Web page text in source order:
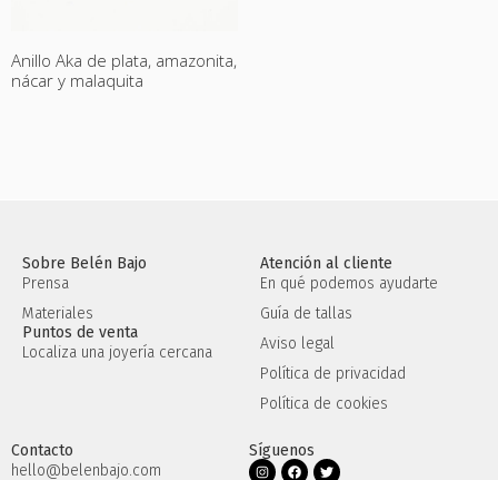
Anillo Aka de plata, amazonita,
nácar y malaquita
Sobre Belén Bajo
Prensa
Materiales
Puntos de venta
Localiza una joyería cercana
Atención al cliente
En qué podemos ayudarte
Guía de tallas
Aviso legal
Política de privacidad
Política de cookies
Contacto
hello@belenbajo.com
Síguenos